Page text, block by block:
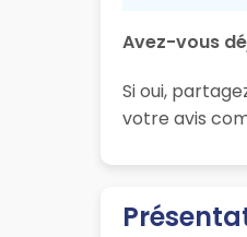
Avez-vous
Si oui,
votre avis